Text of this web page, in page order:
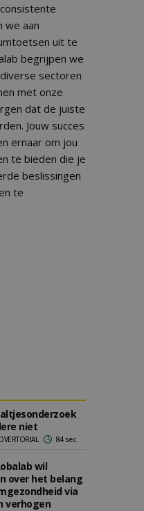
we aan
uit te
begrijpen we
sectoren
met onze
dat de juiste
Jouw succes
ernaar om jou
te bieden die je
beslissingen
te
niet
84 sec
wil
over het belang
via
verhogen